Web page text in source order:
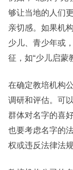
够让当地的人们
亲切感。如果机
少儿、青少年或
征，如“少儿启蒙
在确定教培机构
调研和评估。可
群体对名字的喜
也要考虑名字的
权或违反法律法